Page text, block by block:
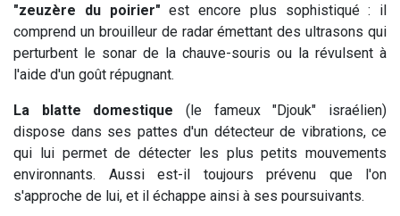
"zeuzère du poirier" est encore plus sophistiqué : il
comprend un brouilleur de radar émettant des ultrasons qui
perturbent le sonar de la chauve-souris ou la révulsent à
l'aide d'un goût répugnant.
La blatte domestique (le fameux "Djouk" israélien)
dispose dans ses pattes d'un détecteur de vibrations, ce
qui lui permet de détecter les plus petits mouvements
environnants. Aussi est-il toujours prévenu que l'on
s'approche de lui, et il échappe ainsi à ses poursuivants.